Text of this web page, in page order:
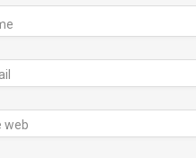
web